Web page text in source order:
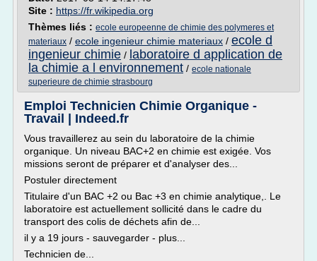
Site : https://fr.wikipedia.org
Thèmes liés : ecole europeenne de chimie des polymeres et
materiaux / ecole ingenieur chimie materiaux / ecole d
ingenieur chimie / laboratoire d application de
la chimie a l environnement / ecole nationale
superieure de chimie strasbourg
Emploi Technicien Chimie Organique -
Travail | Indeed.fr
Vous travaillerez au sein du laboratoire de la chimie
organique. Un niveau BAC+2 en chimie est exigée. Vos
missions seront de préparer et d'analyser des...
Postuler directement
Titulaire d'un BAC +2 ou Bac +3 en chimie analytique,. Le
laboratoire est actuellement sollicité dans le cadre du
transport des colis de déchets afin de...
il y a 19 jours - sauvegarder - plus...
Technicien de...